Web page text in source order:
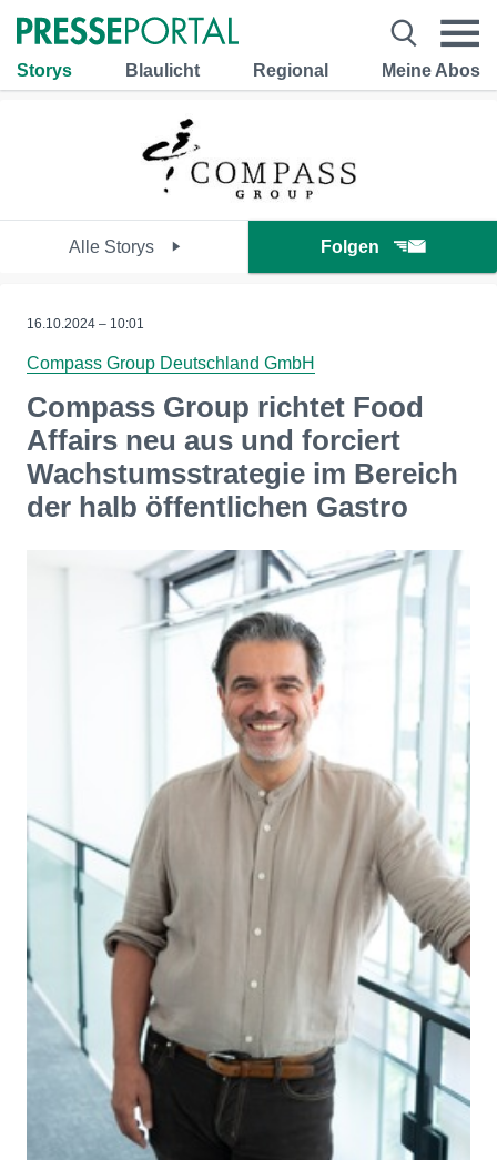
Storys Blaulicht Regional Meine Abos
Alle Storys Folgen
16.10.2024 – 10:01
Compass Group Deutschland GmbH
Compass Group richtet Food
Affairs neu aus und forciert
Wachstumsstrategie im Bereich
der halb öffentlichen Gastro